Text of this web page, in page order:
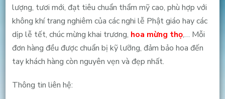
lượng, tươi mới, đạt tiêu chuẩn thẩm mỹ cao, phù hợp với
không khí trang nghiêm của các nghi lễ Phật giáo hay các
dịp lễ tết, chúc mừng khai trương, hoa mừng thọ,… Mỗi
đơn hàng đều được chuẩn bị kỹ lưỡng, đảm bảo hoa đến
tay khách hàng còn nguyên vẹn và đẹp nhất.
Thông tin liên hệ: